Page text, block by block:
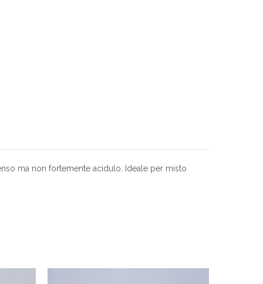
ma non fortemente acidulo. Ideale per misto